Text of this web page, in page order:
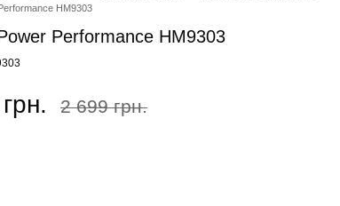
HM9303
Performance HM9303
2 699 грн.